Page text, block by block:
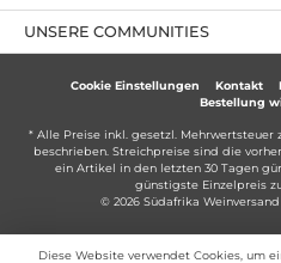
UNSERE COMMUNITIES
Cookie Einstellungen Kontakt
Bestellung
* Alle Preise inkl. gesetzl. Mehrwertsteuer
beschrieben. Streichpreise sind die
ein Artikel in den letzten 30 Tagen
günstigste Einzelpreis
© 2026 Südafrika
Diese Website verwendet Cookies, um